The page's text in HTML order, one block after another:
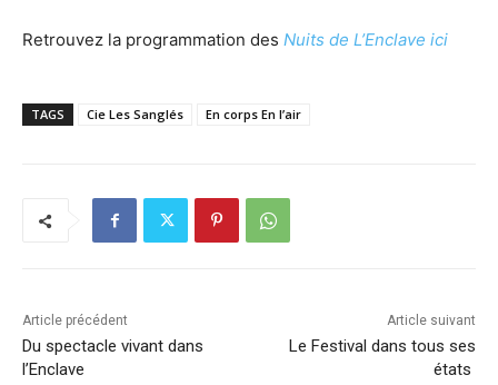
Retrouvez la programmation des Nuits de L’Enclave ici
TAGS Cie Les Sanglés En corps En l’air
Article précédent
Du spectacle vivant dans
l’Enclave
Article suivant
Le Festival dans tous ses
états